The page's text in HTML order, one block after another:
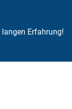
Erfahrung!